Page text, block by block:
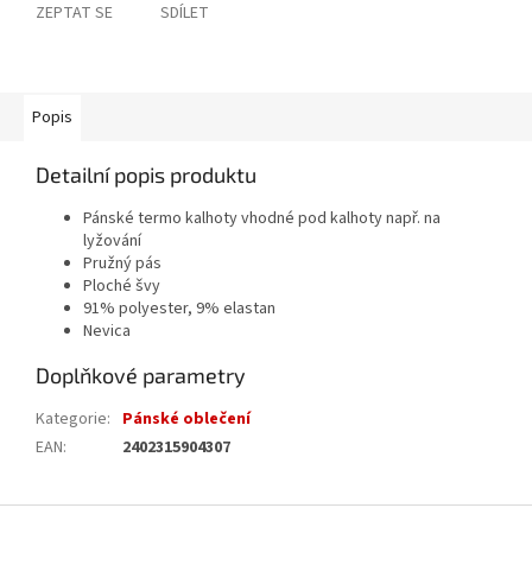
ZEPTAT SE SDÍLET
Popis
Detailní popis produktu
Pánské termo kalhoty vhodné pod kalhoty např. na
lyžování
Pružný pás
Ploché švy
91% polyester, 9% elastan
Nevica
Doplňkové parametry
Kategorie: Pánské oblečení
EAN: 2402315904307